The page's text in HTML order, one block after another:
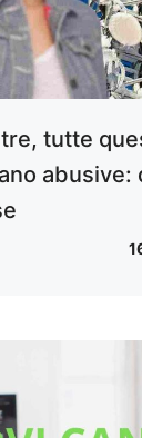
tutte
abusive: